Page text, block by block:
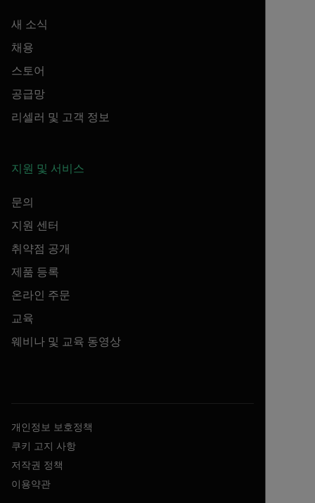
새 소식
채용
스토어
공급망
리셀러 및 고객 정보
지원 및 서비스
문의
지원 센터
취약점 공개
제품 등록
온라인 주문
교육
웨비나 및 교육 동영상
개인정보 보호정책
쿠키 고지 사항
저작권 정책
이용약관